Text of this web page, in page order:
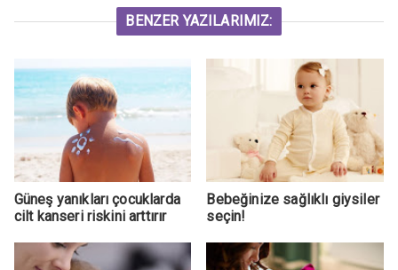
BENZER YAZILARIMIZ:
Güneş yanıkları çocuklarda
cilt kanseri riskini arttırır
Bebeğinize sağlıklı giysiler
seçin!